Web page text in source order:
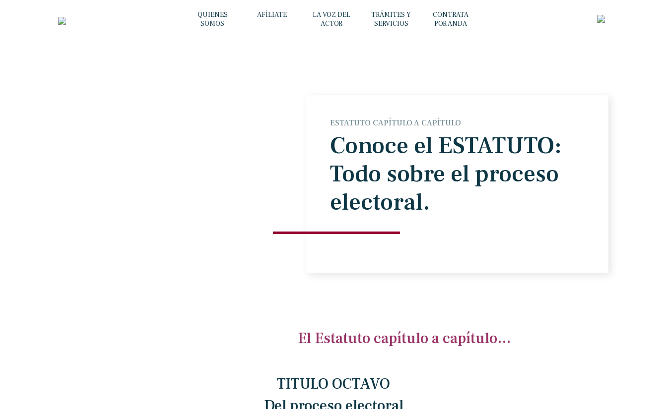
QUIENES
SOMOS
AFÍLIATE
LA VOZ DEL
ACTOR
TRÁMITES Y
SERVICIOS
CONTRATA
POR ANDA
ESTATUTO CAPÍTULO A CAPÍTULO
Conoce el ESTATUTO:
Todo sobre el proceso
electoral.
El Estatuto capítulo a capítulo…
TITULO OCTAVO